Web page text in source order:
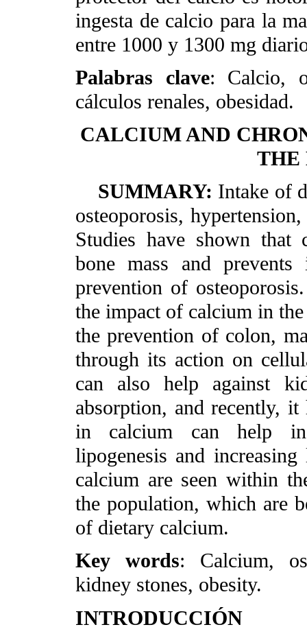
ingesta de calcio para la
entre 1000 y 1300 mg
Palabras clave: Calcio,
cálculos renales, obesidad.
CALCIUM AND
THE
SUMMARY: Intake of
osteoporosis,
Studies have shown that
bone mass and
prevention of
the impact of calcium in
the prevention of colon,
through its action on
can also help against
absorption, and recently, it
in calcium can help in
lipogenesis and
calcium are seen within
the population, which are
of dietary calcium.
Key words: Calcium,
kidney stones, obesity.
INTRODUCCIÓN